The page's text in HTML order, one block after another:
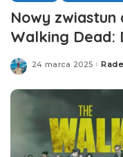
Nowy zwiastun
Walking Dead:
24 marca 2025Posted